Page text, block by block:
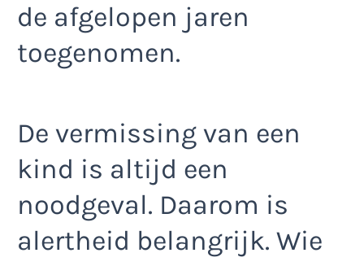
de afgelopen jaren
toegenomen.
De vermissing van een
kind is altijd een
noodgeval. Daarom is
alertheid belangrijk. Wie